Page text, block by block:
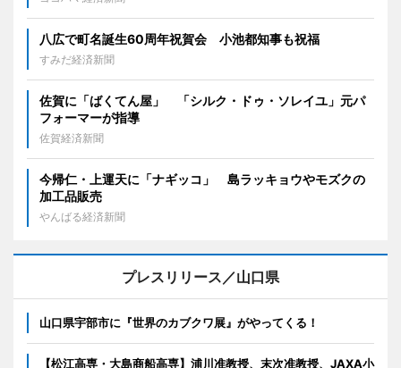
八広で町名誕生60周年祝賀会 小池都知事も祝福
すみだ経済新聞
佐賀に「ばくてん屋」 「シルク・ドゥ・ソレイユ」元パ
フォーマーが指導
佐賀経済新聞
今帰仁・上運天に「ナギッコ」 島ラッキョウやモズクの
加工品販売
やんばる経済新聞
プレスリリース／山口県
山口県宇部市に『世界のカブクワ展』がやってくる！
【松江高専・大島商船高専】浦川准教授、末次准教授、JAXA小